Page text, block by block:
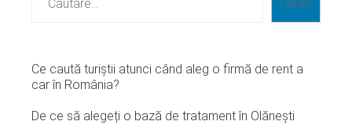
Caută
Ce caută turiștii atunci când aleg o firmă de rent a
car în România?
De ce să alegeți o bază de tratament în Olănești